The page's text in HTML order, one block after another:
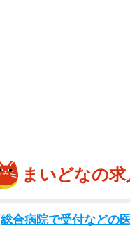
まいどなの求
総合病院で受付などの